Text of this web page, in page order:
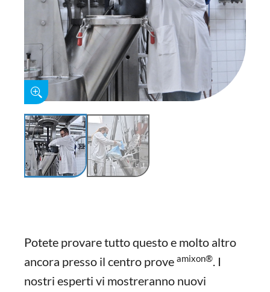
Potete provare tutto questo e molto altro
ancora presso il centro prove amixon®. I
nostri esperti vi mostreranno nuovi